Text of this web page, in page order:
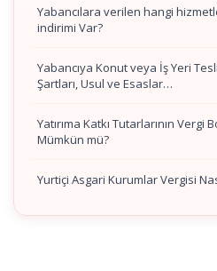
Yabancılara verilen hangi
indirimi Var?
Yabancıya Konut veya İş Yeri
Şartları, Usul ve Esaslar…
Yatırıma Katkı Tutarlarının Vergi
Mümkün mü?
Yurtiçi Asgari Kurumlar Vergisi